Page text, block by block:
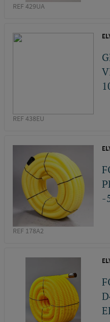
REF 429UA
REF 438EU
-
REF 178A2